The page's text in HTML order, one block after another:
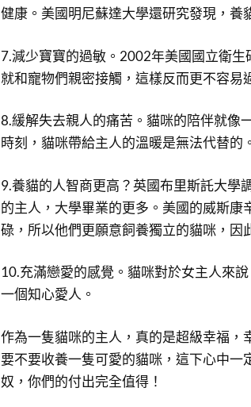
健康。美國明尼蘇達大學還研究發現，養
7.減少寶寶的過敏。2002年美國國立衛
就和寵物們親密接觸，這樣反而更不容易
8.緩解失去親人的痛苦。貓咪的陪伴就像
時刻，貓咪帶給主人的溫暖是無法代替的。
9.養貓的人智商更高？英國布里斯託大學
的主人，大學畢業的更多。美國的威斯
碌，所以他們更願意飼養獨立的貓咪，因
10.充滿戀愛的感覺。貓咪對於女主人來
一個知心愛人。
作為一隻貓咪的主人，真的是超級幸福，
要不要收養一隻可愛的貓咪，這下心中
奴，你們的付出完全值得！